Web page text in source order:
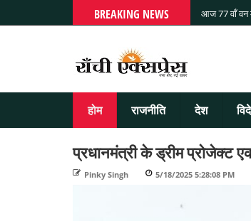
BREAKING NEWS आज 77 वाँ वन
होम राजनीति देश
प्रधानमंत्री के ड्रीम प्रोजेक्ट
Pinky Singh 5/18/2025 5:28:08 PM